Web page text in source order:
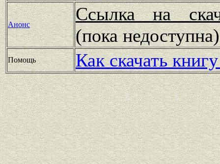
Анонс
Ссылка на
(пока
Помощь Как скачать